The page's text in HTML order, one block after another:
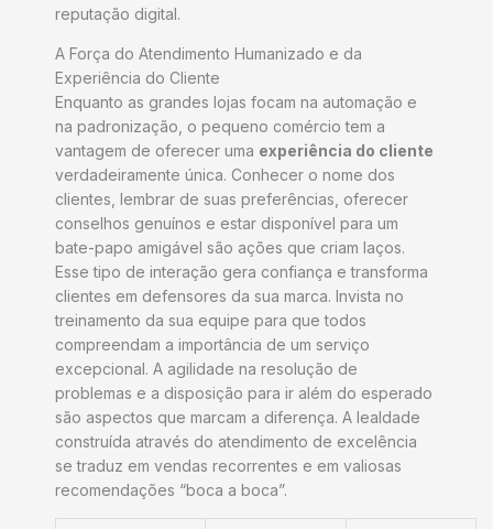
reputação digital.
A Força do Atendimento Humanizado e da
Experiência do Cliente
Enquanto as grandes lojas focam na automação e
na padronização, o pequeno comércio tem a
vantagem de oferecer uma experiência do cliente
verdadeiramente única. Conhecer o nome dos
clientes, lembrar de suas preferências, oferecer
conselhos genuínos e estar disponível para um
bate-papo amigável são ações que criam laços.
Esse tipo de interação gera confiança e transforma
clientes em defensores da sua marca. Invista no
treinamento da sua equipe para que todos
compreendam a importância de um serviço
excepcional. A agilidade na resolução de
problemas e a disposição para ir além do esperado
são aspectos que marcam a diferença. A lealdade
construída através do atendimento de excelência
se traduz em vendas recorrentes e em valiosas
recomendações “boca a boca”.